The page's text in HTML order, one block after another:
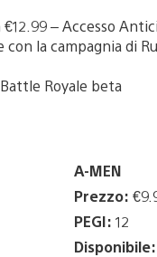
– Accesso
la campagnia di
Royale beta
A-MEN
Prezzo:
PEGI: 12
Disponibile: